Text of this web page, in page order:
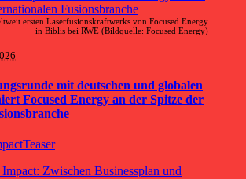
ersten Laserfusionskraftwerks von Focused Energy
in Biblis bei RWE (Bildquelle: Focused Energy)
mit deutschen und globalen
Focused Energy an der Spitze der
Teaser